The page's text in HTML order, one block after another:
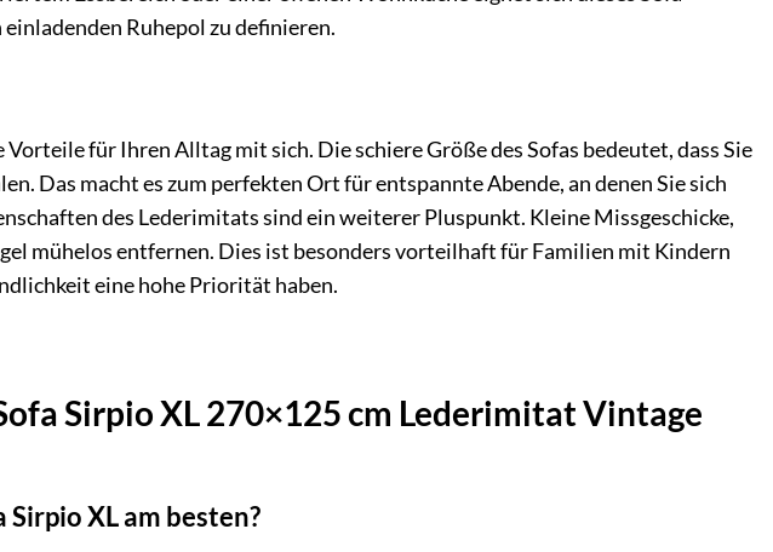
Ruhepol zu definieren.
für Ihren Alltag mit sich. Die schiere Größe des Sofas bedeutet, dass Sie
Das macht es zum perfekten Ort für entspannte Abende, an denen Sie sich
des Lederimitats sind ein weiterer Pluspunkt. Kleine Missgeschicke,
mühelos entfernen. Dies ist besonders vorteilhaft für Familien mit Kindern
eine hohe Priorität haben.
Sirpio XL 270×125 cm Lederimitat Vintage
XL am besten?